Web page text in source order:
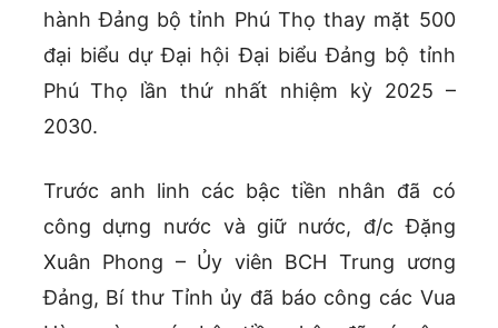
hành Đảng bộ tỉnh Phú Thọ thay mặt 500
đại biểu dự Đại hội Đại biểu Đảng bộ tỉnh
Phú Thọ lần thứ nhất nhiệm kỳ 2025 –
2030.
Trước anh linh các bậc tiền nhân đã có
công dựng nước và giữ nước, đ/c Đặng
Xuân Phong – Ủy viên BCH Trung ương
Đảng, Bí thư Tỉnh ủy đã báo công các Vua